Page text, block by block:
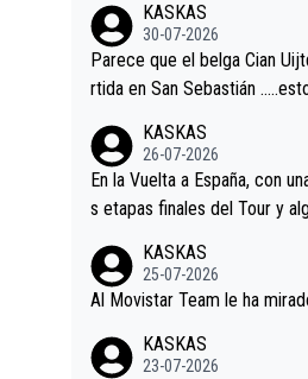
es.La única buena noticia es
ebastian.Si en la Vuelta a
ener alguna sorpresa en la
KASKAS
30-07-2026
Parece que el belga Cian
rtida en San Sebastián
KASKAS
26-07-2026
En la Vuelta a España, con
s etapas finales del Tour y
KASKAS
25-07-2026
Al Movistar Team le ha
KASKAS
23-07-2026